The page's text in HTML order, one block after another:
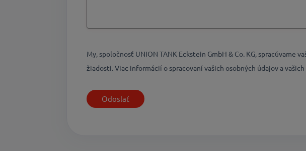
My, spoločnosť UNION TANK Eckstein GmbH & Co. KG, spracúvame
žiadosti. Viac informácií o spracovaní vašich osobných údajov a